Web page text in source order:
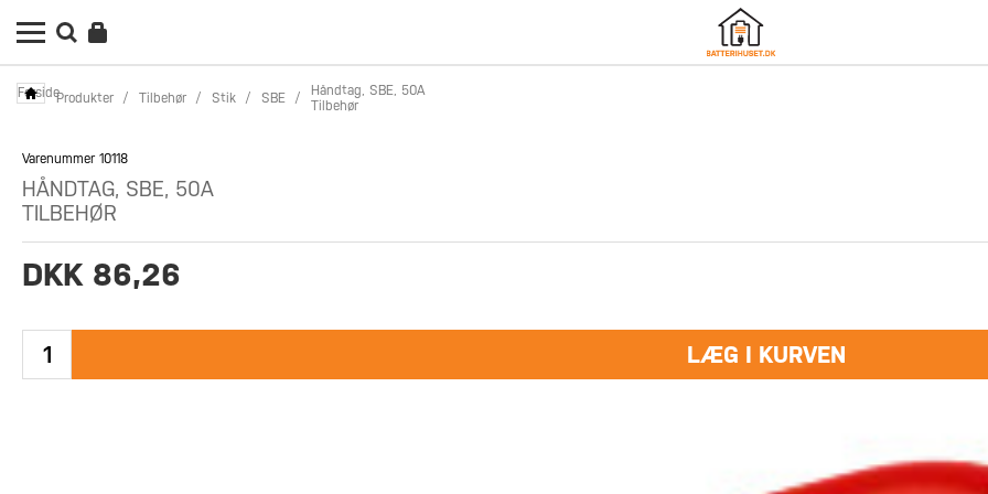
ForsideProdukter / Tilbehør / Stik / SBE /
Håndtag, SBE, 50A
Tilbehør
Varenummer 10118
HÅNDTAG, SBE, 50A
TILBEHØR
DKK 86,26